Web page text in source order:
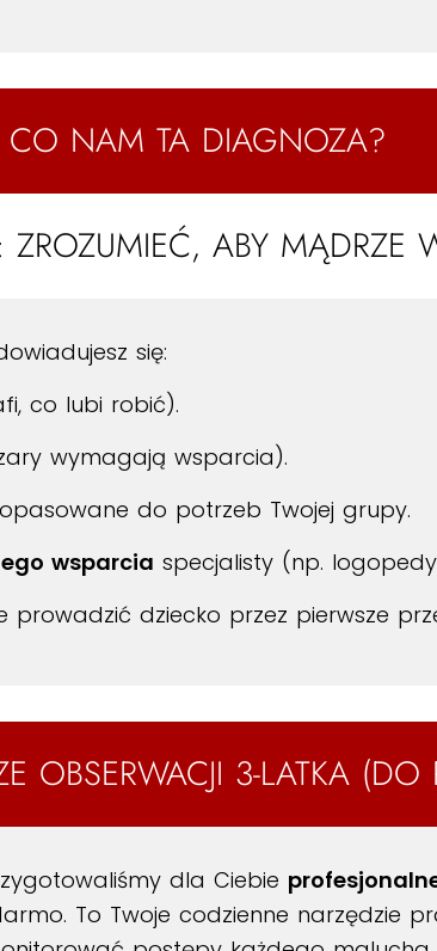
CO NAM TA DIAGNOZA?
ZROZUMIEĆ, ABY MĄDRZE
się:
co lubi robić).
wymagają wsparcia).
do potrzeb Twojej grupy.
wsparcia specjalisty (np.
dziecko przez pierwsze
OBSERWACJI 3-LATKA (DO
dla Ciebie
To Twoje codzienne narzędzie